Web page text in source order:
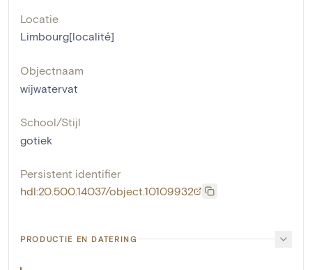
Locatie
Limbourg[localité]
Objectnaam
wijwatervat
School/Stijl
gotiek
Persistent identifier
hdl:20.500.14037/object.10109932
PRODUCTIE EN DATERING